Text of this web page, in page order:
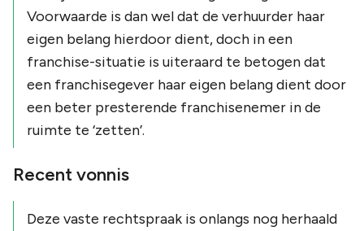
Voorwaarde is dan wel dat de verhuurder haar
eigen belang hierdoor dient, doch in een
franchise-situatie is uiteraard te betogen dat
een franchisegever haar eigen belang dient door
een beter presterende franchisenemer in de
ruimte te ‘zetten’.
Recent vonnis
Deze vaste rechtspraak is onlangs nog herhaald